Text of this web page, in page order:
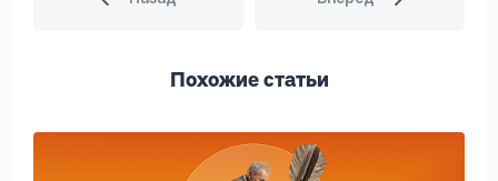
Похожие статьи